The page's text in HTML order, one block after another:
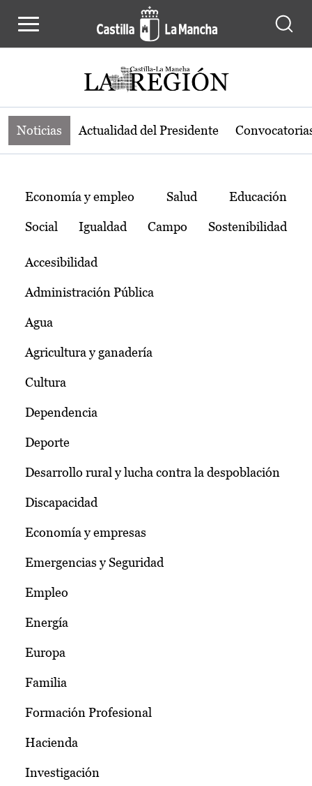
Noticias de la región de Castilla-La
Noticias Actualidad del Presidente
Temas
Economía y empleo Salud Educación
Social Igualdad Campo Sostenibilidad
Accesibilidad
Administración Pública
Agua
Agricultura y ganadería
Cultura
Dependencia
Deporte
Desarrollo rural y lucha contra la despoblación
Discapacidad
Economía y empresas
Emergencias y Seguridad
Empleo
Energía
Europa
Familia
Formación Profesional
Hacienda
Investigación